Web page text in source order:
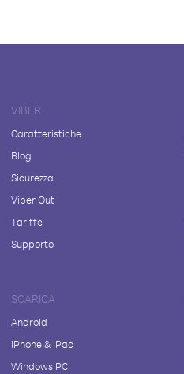
VIBER
Caratteristiche
Blog
Sicurezza
Viber Out
Tariffe
Supporto
SCARICA
Android
iPhone & iPad
Windows PC